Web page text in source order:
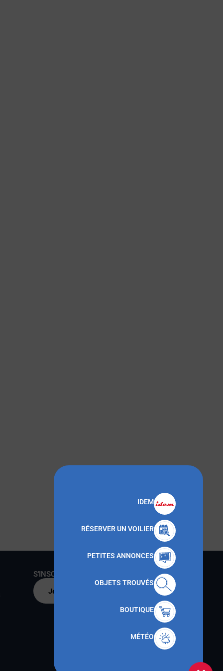
IDEM
RÉSERVER UN VOILIER
PETITES ANNONCES
OBJETS TROUVÉS
BOUTIQUE
MÉTÉO
S'INSCRIRE AU CNMT
Je m'inscris par